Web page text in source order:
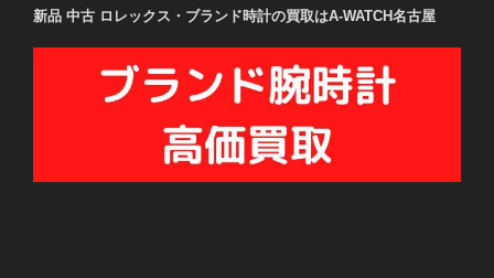
新品 中古 ロレックス・ブランド時計の買取はA-WATCH名古屋